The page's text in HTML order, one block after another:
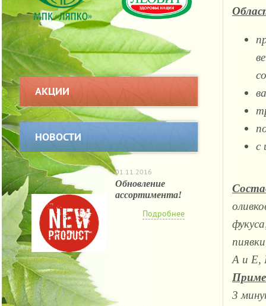
АКЦИИ
НОВОСТИ
01.11.2016
Обновление
ассортимента!
Подробнее
с
A и E,
3